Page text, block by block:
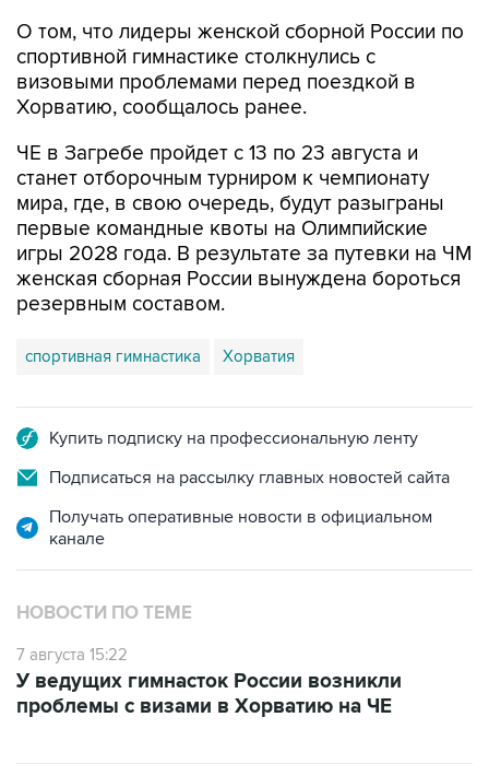
О том, что лидеры женской сборной России по
спортивной гимнастике столкнулись с
визовыми проблемами перед поездкой в
Хорватию, сообщалось ранее.
ЧЕ в Загребе пройдет с 13 по 23 августа и
станет отборочным турниром к чемпионату
мира, где, в свою очередь, будут разыграны
первые командные квоты на Олимпийские
игры 2028 года. В результате за путевки на ЧМ
женская сборная России вынуждена бороться
резервным составом.
спортивная гимнастика Хорватия
Купить подписку на профессиональную ленту
Подписаться на рассылку главных новостей сайта
Получать оперативные новости в официальном
канале
НОВОСТИ ПО ТЕМЕ
7 августа 15:22
У ведущих гимнасток России возникли
проблемы с визами в Хорватию на ЧЕ